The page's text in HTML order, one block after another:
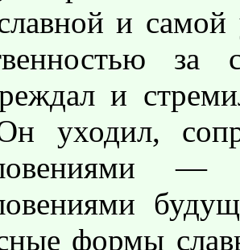
и
и
уходил,
формы